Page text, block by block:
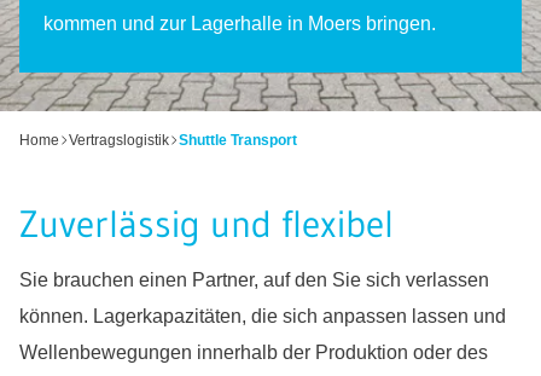
kommen und zur Lagerhalle in Moers bringen.
Home Vertragslogistik Shuttle Transport
Zuverlässig und flexibel
Sie brauchen einen Partner, auf den Sie sich verlassen
können. Lagerkapazitäten, die sich anpassen lassen und
Wellenbewegungen innerhalb der Produktion oder des